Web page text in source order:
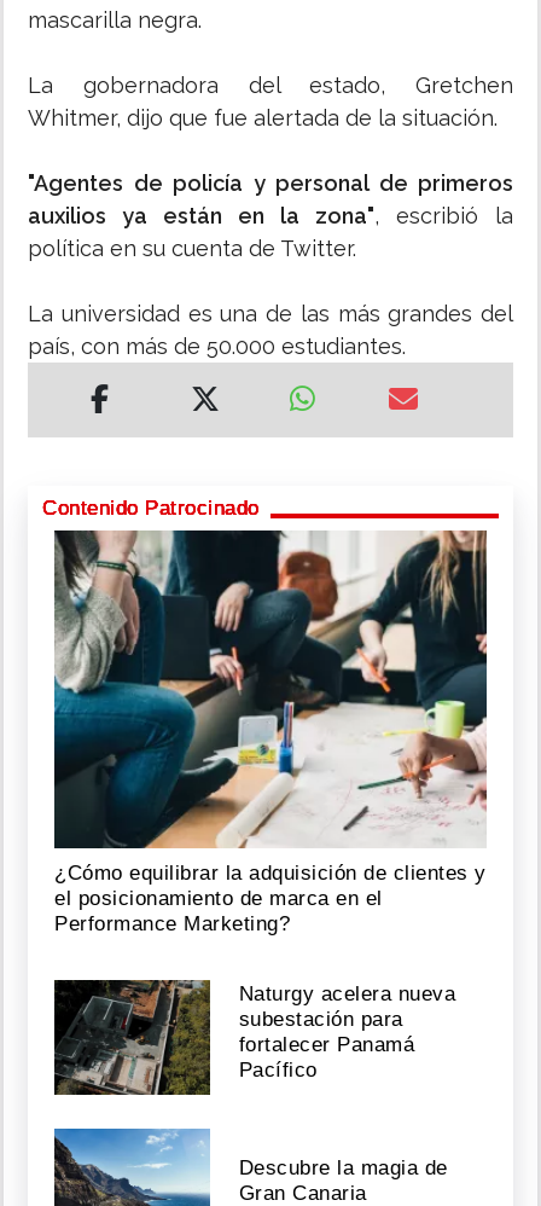
mascarilla negra.
La gobernadora del estado, Gretchen
Whitmer, dijo que fue alertada de la situación.
"Agentes de policía y personal de primeros
auxilios ya están en la zona", escribió la
política en su cuenta de Twitter.
La universidad es una de las más grandes del
país, con más de 50.000 estudiantes.
Contenido Patrocinado
¿Cómo equilibrar la adquisición de clientes y
el posicionamiento de marca en el
Performance Marketing?
Naturgy acelera nueva
subestación para
fortalecer Panamá
Pacífico
Descubre la magia de
Gran Canaria